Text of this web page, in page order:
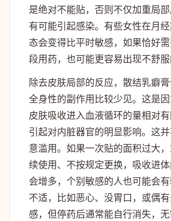
是绝对不能贴，否则不仅加重局
有可能引起感染。有些女性在月
态会变得比平时敏感，如果恰好
段用药，也可能更容易出现不舒服
除去皮肤局部的反应，散结乳癖膏
全身性的副作用比较少见。这是
皮肤吸收进入血液循环的量相对
引起对内脏器官的明显影响。这
意滥用。如果一次贴的面积过大
续使用、不按规定更换，吸收进
会增多，个别敏感的人也可能会
不适，比如恶心、没胃口，或偶
感，但停药后通常能自行消失，无